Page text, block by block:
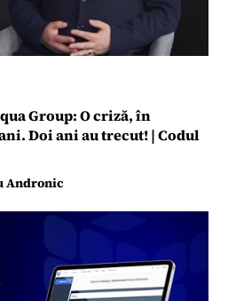
Group: O criză, în
Doi ani au trecut! | Codul
Andronic